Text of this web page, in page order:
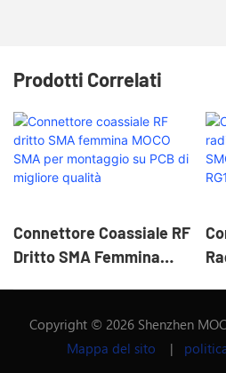
Prodotti Correlati
Connettore Coassiale RF
Dritto SMA Femmina
Migliore Qualità
Copyright © 2026 Shenzhen
Mappa del sito
|